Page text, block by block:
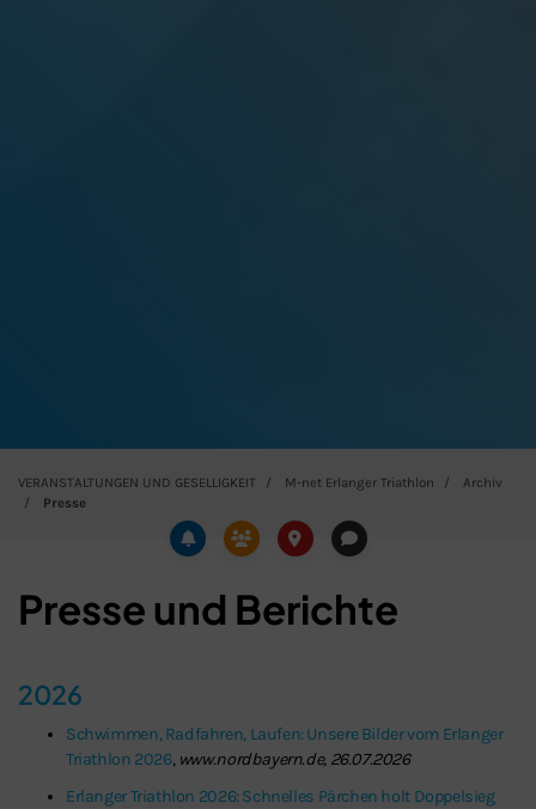
VERANSTALTUNGEN UND GESELLIGKEIT M-net Erlanger Triathlon
Archiv
Presse
Presse und Berichte
2026
Schwimmen, Radfahren, Laufen: Unsere Bilder vom Erlanger
Triathlon 2026, www.nordbayern.de, 26.07.2026
Erlanger Triathlon 2026: Schnelles Pärchen holt Doppelsieg